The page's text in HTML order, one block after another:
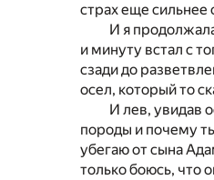
страх еще сильнее
И я
и минуту встал с
сзади до
осел, который то
И лев, увидав
породы и почему
убегаю от сына
только боюсь, что